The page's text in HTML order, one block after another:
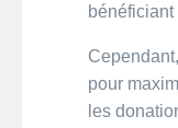
pour
les